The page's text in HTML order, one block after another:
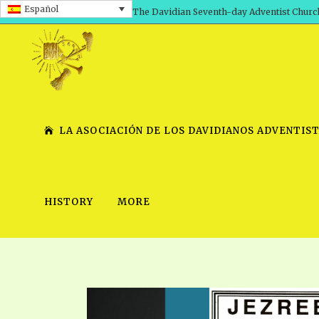
Español The Davidian Seventh-day Adventist
LA ASOCIACIÓN DE LOS DAVIDIANOS
TIMELY GREETINGS, VOL. 2
SERIES
SCHOOL OF THE
HISTORY MORE